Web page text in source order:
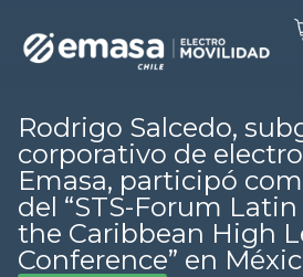
Rodrigo Salcedo,
corporativo de
Emasa, participó
del “STS-Forum
the Caribbean High
Conference” en